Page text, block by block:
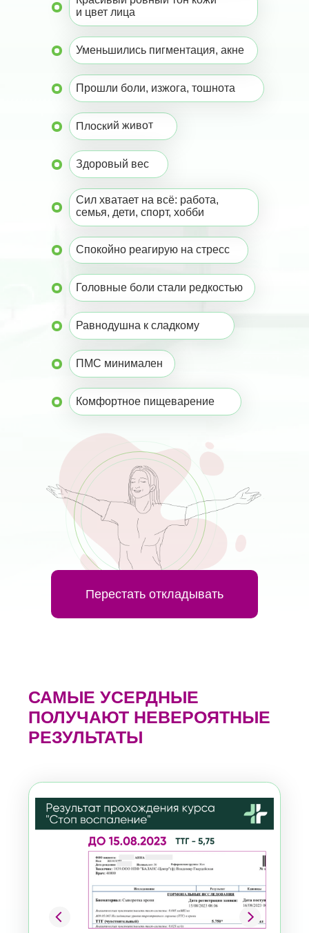
и цвет лица
Плоский живот
Перестать откладывать
Спокойно реагирую на стресс
Прошли боли, изжога, тошнота
Комфортное пищеварение
Сил хватает на всё: работа,
семья, дети, спорт, хобби
Здоровый вес
ПМС минимален
Уменьшились пигментация, акне
Головные боли стали редкостью
Равнодушна к сладкому
САМЫЕ УСЕРДНЫЕ
ПОЛУЧАЮТ НЕВЕРОЯТНЫЕ